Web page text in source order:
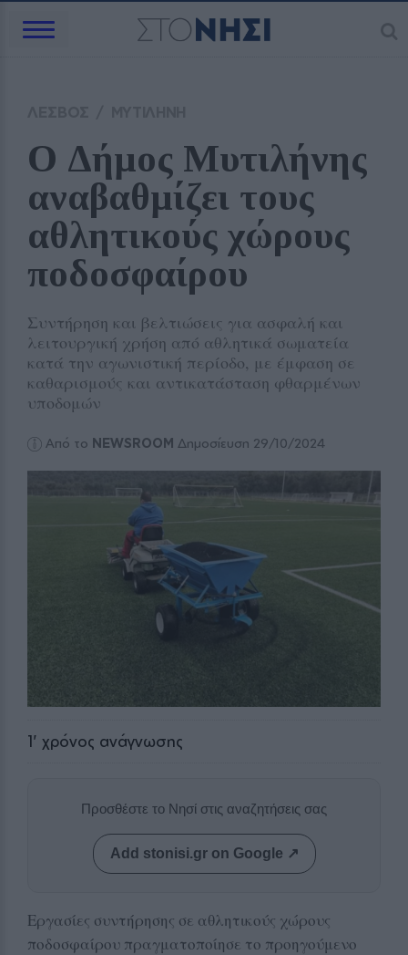
Ο Δήμος Μυτιλήνης
αναβαθμίζει τους
αθλητικούς χώρους
ποδοσφαίρου
Συντήρηση και βελτιώσεις για ασφαλή και
λειτουργική χρήση από αθλητικά σωματεία
κατά την αγωνιστική περίοδο, με έμφαση σε
καθαρισμούς και αντικατάσταση φθαρμένων
υποδομών
Από το NEWSROOM Δημοσίευση 29/10/2024
1' χρόνος ανάγνωσης
Προσθέστε το Νησί στις αναζητήσεις σας
Add stonisi.gr on Google ↗
Εργασίες συντήρησης σε αθλητικούς χώρους
ποδοσφαίρου πραγματοποίησε το προηγούμενο